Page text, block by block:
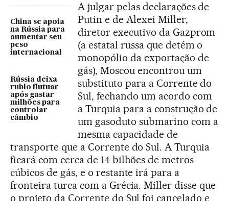
China se apoia
na Rússia para
aumentar seu
peso
internacional
Rússia deixa
rublo flutuar
após gastar
milhões para
controlar
câmbio
A julgar pelas declarações de
Putin e de Alexei Miller,
diretor executivo da Gazprom
(a estatal russa que detém o
monopólio da exportação de
gás), Moscou encontrou um
substituto para a Corrente do
Sul, fechando um acordo com
a Turquia para a construção de
um gasoduto submarino com a
mesma capacidade de
transporte que a Corrente do Sul. A Turquia
ficará com cerca de 14 bilhões de metros
cúbicos de gás, e o restante irá para a
fronteira turca com a Grécia. Miller disse que
o projeto da Corrente do Sul foi cancelado e